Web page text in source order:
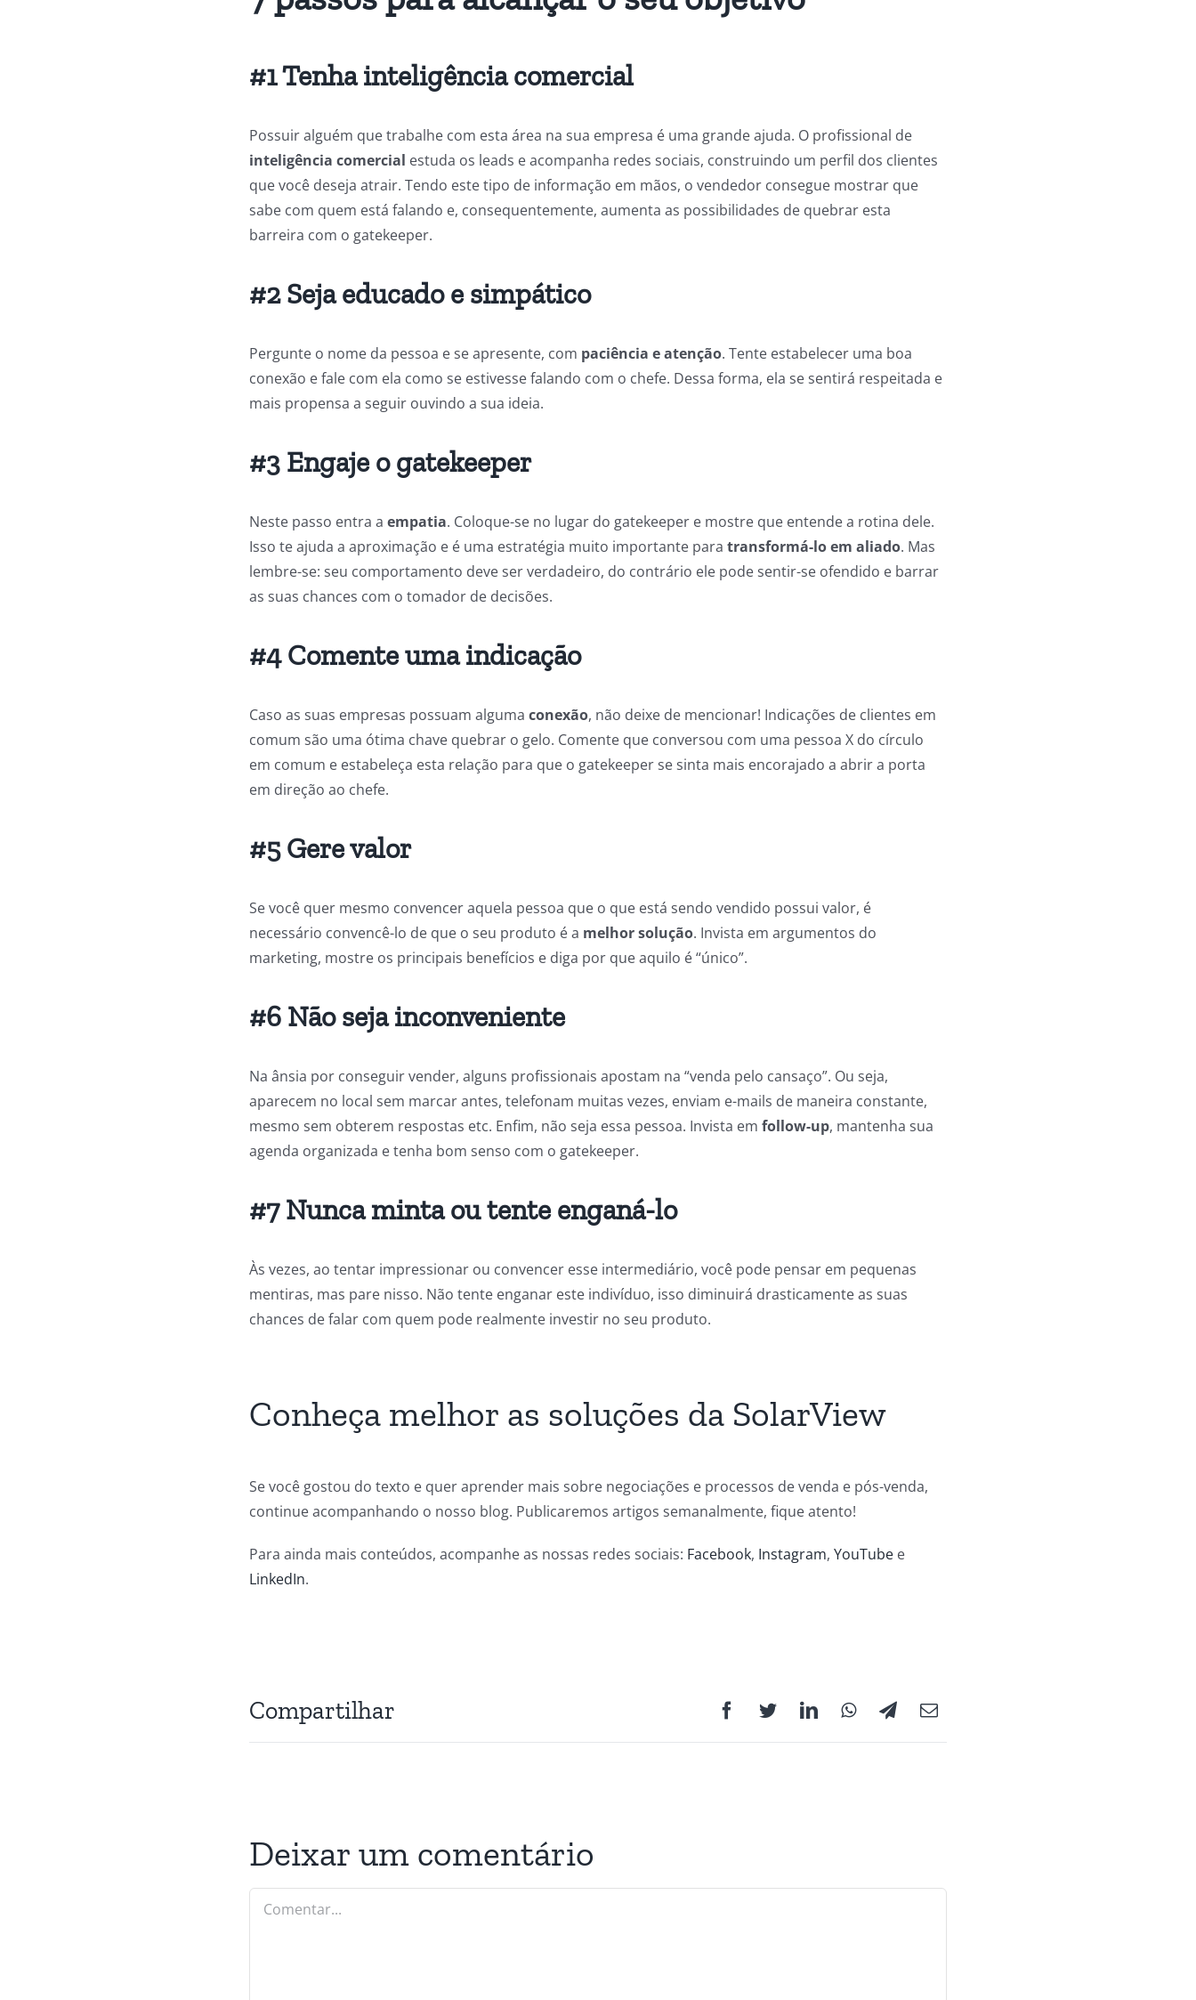
#1 Tenha inteligência comercial
Possuir alguém que trabalhe com esta área na sua empresa é uma grande ajuda. O profissional de
inteligência comercial estuda os leads e acompanha redes sociais, construindo um perfil dos clientes
que você deseja atrair. Tendo este tipo de informação em mãos, o vendedor consegue mostrar que
sabe com quem está falando e, consequentemente, aumenta as possibilidades de quebrar esta
barreira com o gatekeeper.
#2 Seja educado e simpático
Pergunte o nome da pessoa e se apresente, com paciência e atenção. Tente estabelecer uma boa
conexão e fale com ela como se estivesse falando com o chefe. Dessa forma, ela se sentirá respeitada e
mais propensa a seguir ouvindo a sua ideia.
#3 Engaje o gatekeeper
Neste passo entra a empatia. Coloque-se no lugar do gatekeeper e mostre que entende a rotina dele.
Isso te ajuda a aproximação e é uma estratégia muito importante para transformá-lo em aliado. Mas
lembre-se: seu comportamento deve ser verdadeiro, do contrário ele pode sentir-se ofendido e barrar
as suas chances com o tomador de decisões.
#4 Comente uma indicação
Caso as suas empresas possuam alguma conexão, não deixe de mencionar! Indicações de clientes em
comum são uma ótima chave quebrar o gelo. Comente que conversou com uma pessoa X do círculo
em comum e estabeleça esta relação para que o gatekeeper se sinta mais encorajado a abrir a porta
em direção ao chefe.
#5 Gere valor
Se você quer mesmo convencer aquela pessoa que o que está sendo vendido possui valor, é
necessário convencê-lo de que o seu produto é a melhor solução. Invista em argumentos do
marketing, mostre os principais benefícios e diga por que aquilo é “único”.
#6 Não seja inconveniente
Na ânsia por conseguir vender, alguns profissionais apostam na “venda pelo cansaço”. Ou seja,
aparecem no local sem marcar antes, telefonam muitas vezes, enviam e-mails de maneira constante,
mesmo sem obterem respostas etc. Enfim, não seja essa pessoa. Invista em follow-up, mantenha sua
agenda organizada e tenha bom senso com o gatekeeper.
#7 Nunca minta ou tente enganá-lo
Às vezes, ao tentar impressionar ou convencer esse intermediário, você pode pensar em pequenas
mentiras, mas pare nisso. Não tente enganar este indivíduo, isso diminuirá drasticamente as suas
chances de falar com quem pode realmente investir no seu produto.
Conheça melhor as soluções da SolarView
Se você gostou do texto e quer aprender mais sobre negociações e processos de venda e pós-venda,
continue acompanhando o nosso blog. Publicaremos artigos semanalmente, fique atento!
Para ainda mais conteúdos, acompanhe as nossas redes sociais: Facebook, Instagram, YouTubee
LinkedIn.
Compartilhar
Deixar um comentário